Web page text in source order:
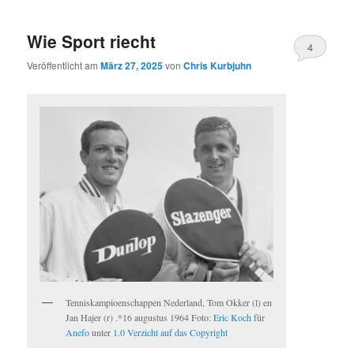
Wie Sport riecht
Veröffentlicht amMärz 27, 2025vonChris Kurbjuhn
4
Tenniskampioenschappen Nederland, Tom Okker (l) en
Jan Hajer (r) .*16 augustus 1964 Foto:Eric Kochfür
Anefounter 1.0 Verzicht auf das Copyright